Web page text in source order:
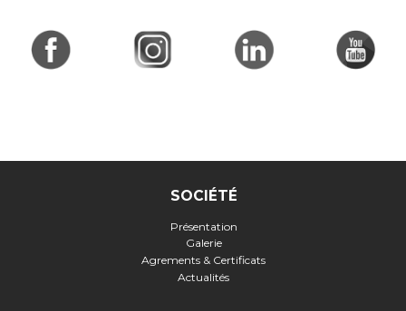
SOCIÉTÉ
Présentation
Galerie
Agrements & Certificats
Actualités